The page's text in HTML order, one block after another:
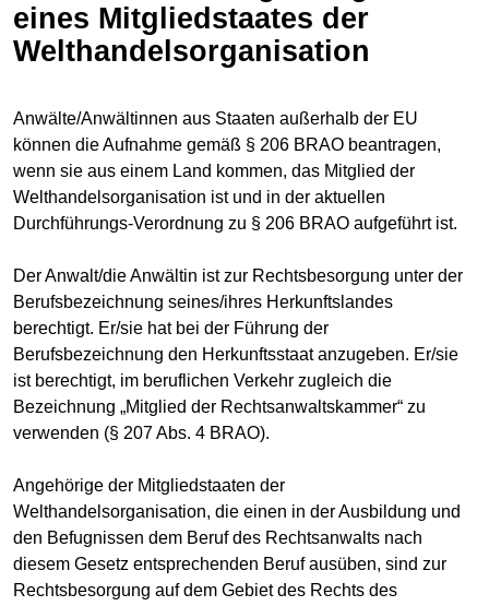
eines Mitgliedstaates der
Welthandelsorganisation
Anwälte/Anwältinnen aus Staaten außerhalb der EU
können die Aufnahme gemäß § 206 BRAO beantragen,
wenn sie aus einem Land kommen, das Mitglied der
Welthandelsorganisation ist und in der aktuellen
Durchführungs-Verordnung zu § 206 BRAO aufgeführt ist.
Der Anwalt/die Anwältin ist zur Rechtsbesorgung unter der
Berufsbezeichnung seines/ihres Herkunftslandes
berechtigt. Er/sie hat bei der Führung der
Berufsbezeichnung den Herkunftsstaat anzugeben. Er/sie
ist berechtigt, im beruflichen Verkehr zugleich die
Bezeichnung „Mitglied der Rechtsanwaltskammer“ zu
verwenden (§ 207 Abs. 4 BRAO).
Angehörige der Mitgliedstaaten der
Welthandelsorganisation, die einen in der Ausbildung und
den Befugnissen dem Beruf des Rechtsanwalts nach
diesem Gesetz entsprechenden Beruf ausüben, sind zur
Rechtsbesorgung auf dem Gebiet des Rechts des